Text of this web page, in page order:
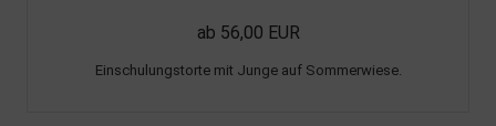
ab 56,00 EUR
Einschulungstorte mit Junge auf Sommerwiese.